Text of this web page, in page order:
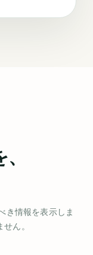
き情報を表示しま
ん。